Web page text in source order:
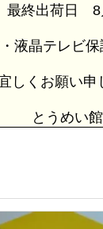
最終出荷日 8
晶テレビ保
しくお願い申
とうめい